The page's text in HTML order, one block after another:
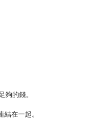
的錢。
在一起。